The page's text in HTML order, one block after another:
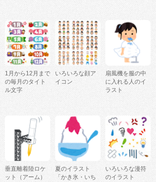
1月から12月まで
の毎月のタイト
ル文字
いろいろな顔ア
イコン
扇風機を服の中
に入れる人のイ
ラスト
垂直離着陸ロケ
ット（アーム）
夏のイラスト
「かき氷・いち
いろいろな漫符
のイラスト